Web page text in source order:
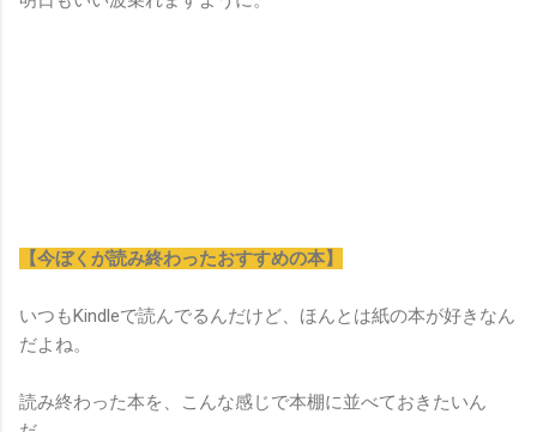
【今ぼくが読み終わったおすすめの本】
いつもKindleで読んでるんだけど、ほんとは紙の本が好きなん
だよね。
読み終わった本を、こんな感じで本棚に並べておきたいん